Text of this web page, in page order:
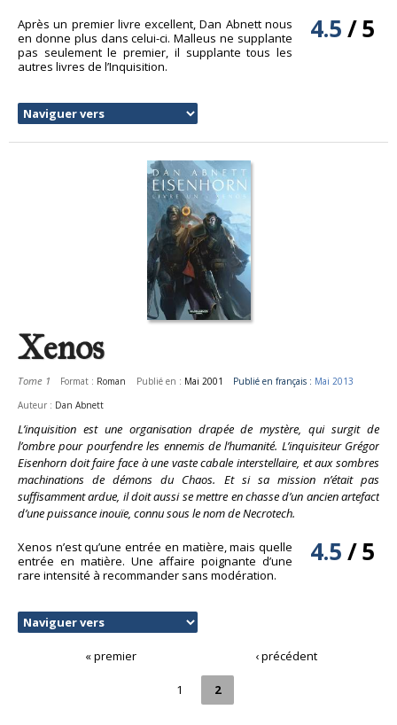
4.5/5
Après un premier livre excellent, Dan Abnett nous
en donne plus dans celui-ci. Malleus ne supplante
pas seulement le premier, il supplante tous les
autres livres de l’Inquisition.
Xenos
Tome 1 Format : Roman Publié en : Mai 2001 Publié en français : Mai 2013
Auteur : Dan Abnett
L’inquisition est une organisation drapée de mystère, qui surgit de
l’ombre pour pourfendre les ennemis de l’humanité. L’inquisiteur Grégor
Eisenhorn doit faire face à une vaste cabale interstellaire, et aux sombres
machinations de démons du Chaos. Et si sa mission n’était pas
suffisamment ardue, il doit aussi se mettre en chasse d’un ancien artefact
d’une puissance inouïe, connu sous le nom de Necrotech.
4.5/5
Xenos n’est qu’une entrée en matière, mais quelle
entrée en matière. Une affaire poignante d’une
rare intensité à recommander sans modération.
« premier ‹ précédent
1 2